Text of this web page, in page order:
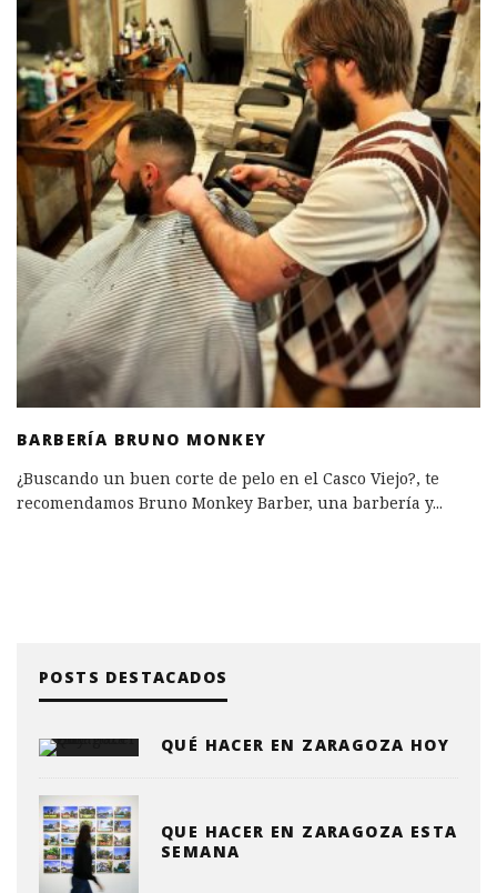
BARBERÍA BRUNO MONKEY
¿Buscando un buen corte de pelo en el Casco Viejo?, te
recomendamos Bruno Monkey Barber, una barbería y...
POSTS DESTACADOS
QUÉ HACER EN ZARAGOZA HOY
QUE HACER EN ZARAGOZA ESTA
SEMANA